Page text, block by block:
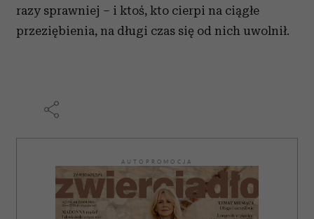
razy sprawniej – i ktoś, kto cierpi na ciągłe
przeziębienia, na długi czas się od nich uwolnił.
AUTOPROMOCJA